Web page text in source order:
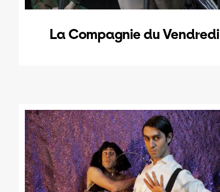
La Compagnie du Vendredi